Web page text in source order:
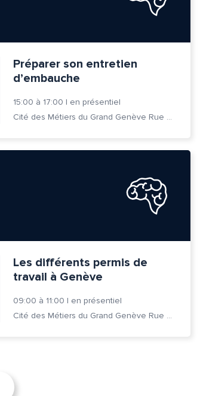
Préparer son entretien
d’embauche
15:00 à 17:00 | en présentiel
Cité des Métiers du Grand Genève Rue Prévost-Martin 6 1205 Genève
Les différents permis de
travail à Genève
09:00 à 11:00 | en présentiel
Cité des Métiers du Grand Genève Rue Prévost-Martin 6 1205 Genève